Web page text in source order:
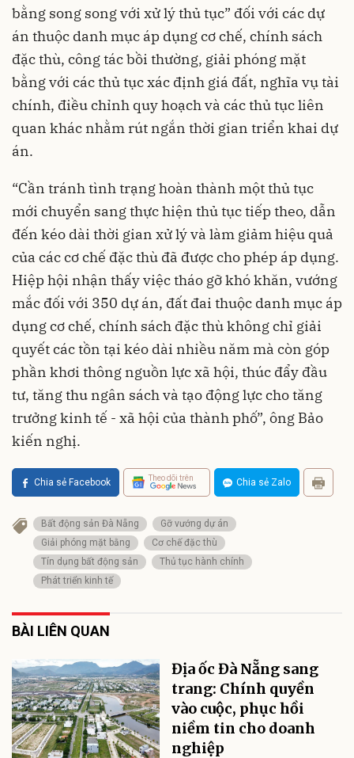
bằng song song với xử lý thủ tục” đối với các dự
án thuộc danh mục áp dụng cơ chế, chính sách
đặc thù, công tác bồi thường, giải phóng mặt
bằng với các thủ tục xác định giá đất, nghĩa vụ tài
chính, điều chỉnh quy hoạch và các thủ tục liên
quan khác nhằm rút ngắn thời gian triển khai dự
án.
“Cần tránh tình trạng hoàn thành một thủ tục
mới chuyển sang thực hiện thủ tục tiếp theo, dẫn
đến kéo dài thời gian xử lý và làm giảm hiệu quả
của các cơ chế đặc thù đã được cho phép áp dụng.
Hiệp hội nhận thấy việc tháo gỡ khó khăn, vướng
mắc đối với 350 dự án, đất đai thuộc danh mục áp
dụng cơ chế, chính sách đặc thù không chỉ giải
quyết các tồn tại kéo dài nhiều năm mà còn góp
phần khơi thông nguồn lực xã hội, thúc đẩy đầu
tư, tăng thu ngân sách và tạo động lực cho tăng
trưởng kinh tế - xã hội của thành phố”, ông Bảo
kiến nghị.
Chia sẻ Facebook Theo dõi trên Chia sẻ Zalo
Bất động sản Đà Nẵng
Gỡ vướng dự án
Giải phóng mặt bằng
Cơ chế đặc thù
Tín dụng bất động sản
Thủ tục hành chính
Phát triển kinh tế
BÀI LIÊN QUAN
Địa ốc Đà Nẵng sang
trang: Chính quyền
vào cuộc, phục hồi
niềm tin cho doanh
nghiệp